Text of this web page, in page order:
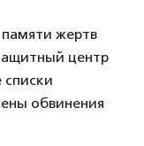
жертв
центр
обвинения